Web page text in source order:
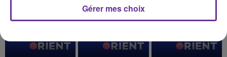
15h55
15h55 15h51
15h51 15h47
15h47
Gérer mes choix